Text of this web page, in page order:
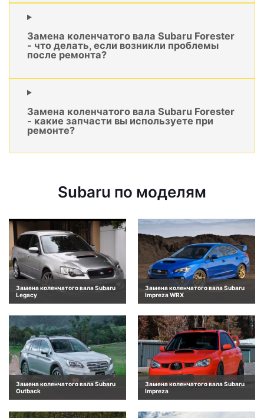
Замена коленчатого вала Subaru Forester
- что делать, если возникли проблемы
после ремонта?
Замена коленчатого вала Subaru Forester
- какие запчасти вы используете при
ремонте?
Subaru по моделям
Замена коленчатого вала Subaru
Legacy
Замена коленчатого вала Subaru
Impreza WRX
Замена коленчатого вала Subaru
Outback
Замена коленчатого вала Subaru
Impreza